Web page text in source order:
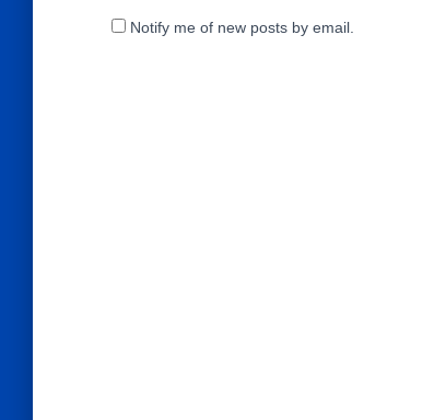
Notify me of new posts by email.